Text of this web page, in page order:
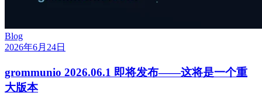
Blog
2026年6月24日
grommunio 2026.06.1 即将发布——这将是一个重
大版本